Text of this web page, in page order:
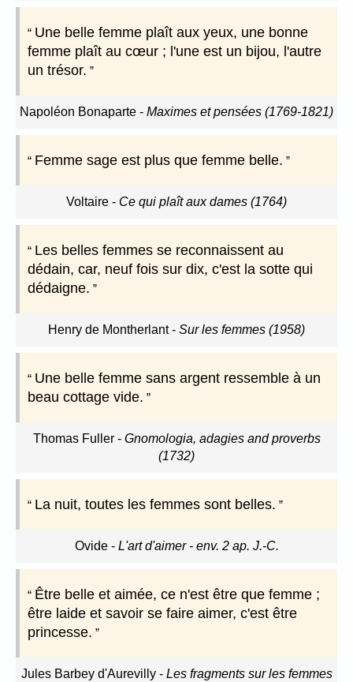
Une belle femme plaît aux yeux, une bonne
femme plaît au cœur ; l'une est un bijou, l'autre
un trésor.
Napoléon Bonaparte - Maximes et pensées (1769-1821)
Femme sage est plus que femme belle.
Voltaire - Ce qui plaît aux dames (1764)
Les belles femmes se reconnaissent au
dédain, car, neuf fois sur dix, c'est la sotte qui
dédaigne.
Henry de Montherlant- Sur les femmes (1958)
Une belle femme sans argent ressemble à un
beau cottage vide.
Thomas Fuller- Gnomologia, adagies and proverbs
(1732)
La nuit, toutes les femmes sont belles.
Ovide- L'art d'aimer - env. 2 ap. J.-C.
Être belle et aimée, ce n'est être que femme ;
être laide et savoir se faire aimer, c'est être
princesse.
Jules Barbey d'Aurevilly- Les fragments sur les femmes